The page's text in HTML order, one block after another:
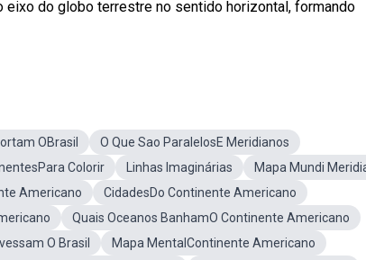
do globo terrestre no sentido horizontal, formando
OBrasil
O Que Sao ParalelosE Meridianos
Colorir Linhas Imaginárias
Mapa Mundi
Americano
CidadesDo Continente Americano
Quais Oceanos BanhamO Continente Americano
O Brasil
Mapa MentalContinente Americano